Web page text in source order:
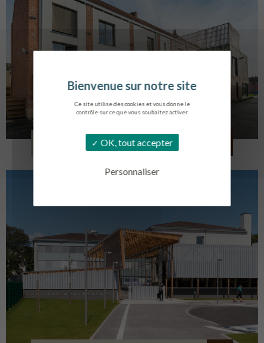
Ce site utilise des cookies et vous donne le
contrôle sur ce que vous souhaitez activer.
OK, tout accepter
Personnaliser
LOG. JEUNES TRAVAILLEURS